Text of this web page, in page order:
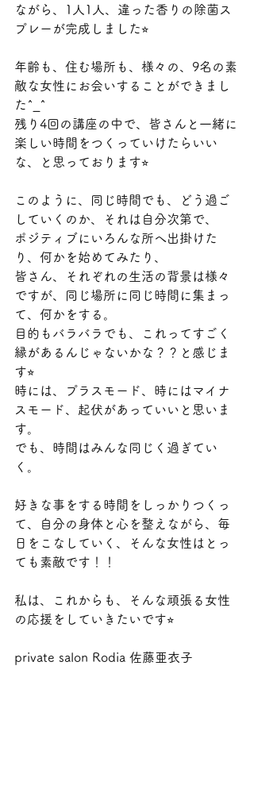
ながら、1人1人、違った香りの除菌ス
プレーが完成しました⭐︎
年齢も、住む場所も、様々の、9名の素
敵な女性にお会いすることができまし
た^_^
残り4回の講座の中で、皆さんと一緒に
楽しい時間をつくっていけたらいい
な、と思っております⭐︎
このように、同じ時間でも、どう過ご
していくのか、それは自分次第で、
ポジティブにいろんな所へ出掛けた
り、何かを始めてみたり、
皆さん、それぞれの生活の背景は様々
ですが、同じ場所に同じ時間に集まっ
て、何かをする。
目的もバラバラでも、これってすごく
縁があるんじゃないかな？？と感じま
す⭐︎
時には、プラスモード、時にはマイナ
スモード、起伏があっていいと思いま
す。
でも、時間はみんな同じく過ぎてい
く。
好きな事をする時間をしっかりつくっ
て、自分の身体と心を整えながら、毎
日をこなしていく、そんな女性はとっ
ても素敵です！！
私は、これからも、そんな頑張る女性
の応援をしていきたいです⭐︎
private salon Rodia 佐藤亜衣子